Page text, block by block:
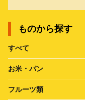
ものから探す
すべて
お米・パン
フルーツ類